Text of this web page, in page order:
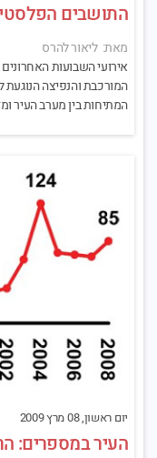
התושבים
מאת: ליאור להרס
אירועי השבועות
המורכבת והנפיצה הנוגעת
המתיחות בין מערב העיר
יום ראשון, 08 מרץ 2009
העיר במספרים: